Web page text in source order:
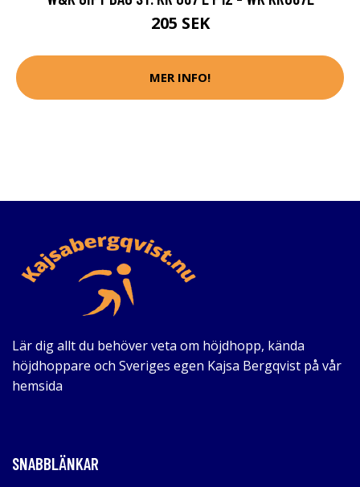
205 SEK
MER INFO!
Lär dig allt du behöver veta om höjdhopp, kända
höjdhoppare och Sveriges egen Kajsa Bergqvist på vår
hemsida
SNABBLÄNKAR